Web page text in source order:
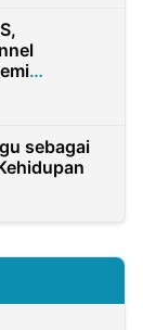
sebagai